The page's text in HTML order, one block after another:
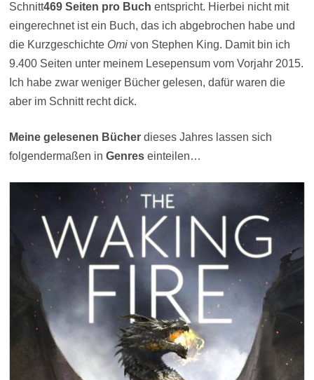
Schnitt469 Seiten pro Buch entspricht. Hierbei nicht mit
eingerechnet ist ein Buch, das ich abgebrochen habe und
die Kurzgeschichte Omivon Stephen King. Damit bin ich
9.400 Seiten unter meinem Lesepensum vom Vorjahr 2015.
Ich habe zwar weniger Bücher gelesen, dafür waren die
aber im Schnitt recht dick.
Meine gelesenen Bücherdieses Jahres lassen sich
folgendermaßen in Genreseinteilen…